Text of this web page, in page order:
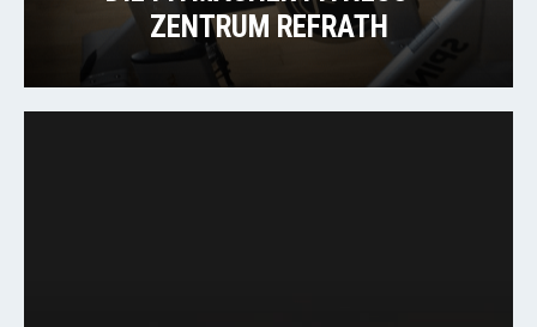
ZENTRUM REFRATH